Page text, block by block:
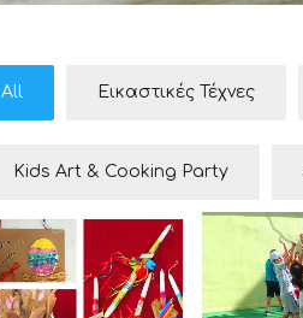
All Εικαστικές Τέχνες
Kids Art & Cooking Party